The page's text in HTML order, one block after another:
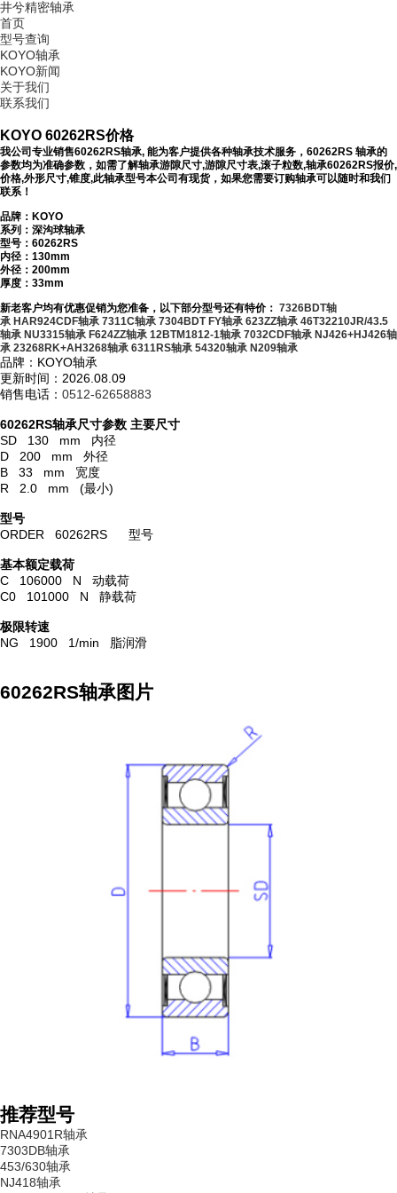
井兮精密轴承
首页
型号查询
KOYO轴承
KOYO新闻
关于我们
联系我们
KOYO 60262RS价格
我公司专业销售60262RS轴承, 能为客户提供各种轴承技术服务，60262RS 轴承的
参数均为准确参数，如需了解轴承游隙尺寸,游隙尺寸表,滚子粒数,轴承60262RS报价,
价格,外形尺寸,锥度,此轴承型号本公司有现货，如果您需要订购轴承可以随时和我们
联系！
品牌：KOYO
系列：深沟球轴承
型号： 60262RS
内径：130mm
外径：200mm
厚度：33mm
新老客户均有优惠促销为您准备，以下部分型号还有特价： 7326BDT轴
承 HAR924CDF轴承 7311C轴承 7304BDT FY轴承 623ZZ轴承 46T32210JR/43.5
轴承 NU3315轴承 F624ZZ轴承 12BTM1812-1轴承 7032CDF轴承 NJ426+HJ426轴
承 23268RK+AH3268轴承 6311RS轴承 54320轴承 N209轴承
品牌：KOYO轴承
更新时间：2026.08.09
销售电话： 0512-62658883
60262RS轴承尺寸参数 主要尺寸
SD 130 mm 内径
D 200 mm 外径
B 33 mm 宽度
R 2.0 mm (最小)
型号
ORDER 60262RS 型号
基本额定载荷
C 106000 N 动载荷
C0 101000 N 静载荷
极限转速
NG 1900 1/min 脂润滑
60262RS轴承图片
推荐型号
RNA4901R轴承
7303DB轴承
453/630轴承
NJ418轴承